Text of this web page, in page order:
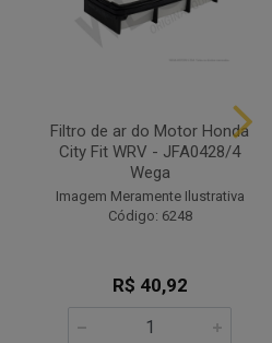
Filtro de ar do Motor Honda
City Fit WRV - JFA0428/4
Wega
Imagem Meramente Ilustrativa
Código: 6248
R$ 40,92